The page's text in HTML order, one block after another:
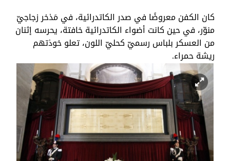
كان الكفن معروضًا في صدر الكاتدرائية، في مَذخر زجاجيّ
منوّر، في حين كانت أضواء الكاتدرائية خافتة، يحرسه إثنان
من العسكر بلباس رسميّ كحليّ اللون، تعلو خوذتهم
ريشة حمراء.